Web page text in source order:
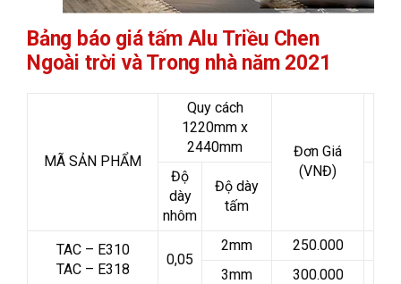
Bảng báo giá tấm Alu Triều Chen
Ngoài trời và Trong nhà năm 2021
MÃ SẢN PHẨM
Quy cách
1220mm x
2440mm
Đơn Giá
(VNĐ)
Độ
dày
nhôm
Độ dày
tấm
TAC – E310
TAC – E318
0,05
2mm
250.000
3mm
300.000